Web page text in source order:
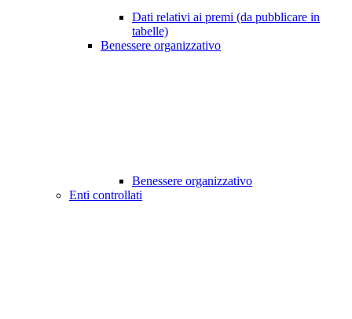
Dati relativi ai premi (da pubblicare in
tabelle)
Benessere organizzativo
Benessere organizzativo
Enti controllati